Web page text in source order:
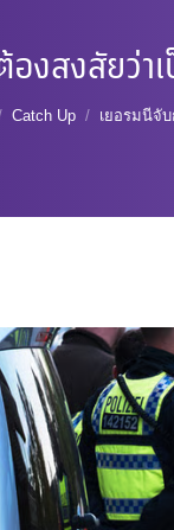
งสงสัยว่า
here:
Catch Up เยอรมนีจั